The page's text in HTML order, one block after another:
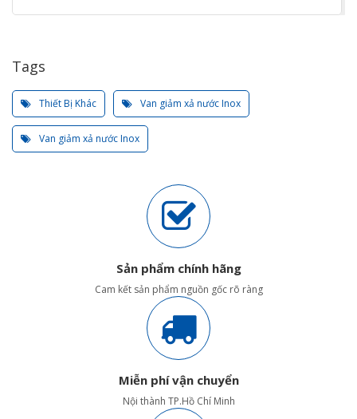
Tags
Thiết Bị Khác Van giảm xả nước Inox
Van giảm xả nước Inox
Sản phẩm chính hãng
Cam kết sản phẩm nguồn gốc rõ ràng
Miễn phí vận chuyển
Nội thành TP.Hồ Chí Minh